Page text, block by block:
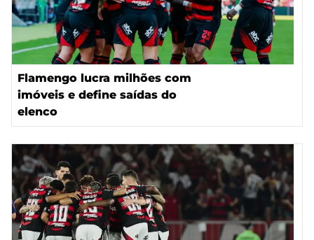
Flamengo lucra milhões com
imóveis e define saídas do
elenco